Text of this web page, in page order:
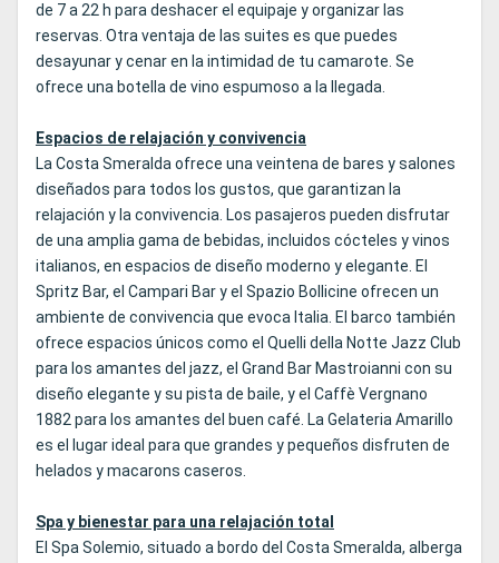
de 7 a 22 h para deshacer el equipaje y organizar las
reservas. Otra ventaja de las suites es que puedes
desayunar y cenar en la intimidad de tu camarote. Se
ofrece una botella de vino espumoso a la llegada.
Espacios de relajación y convivencia
La Costa Smeralda ofrece una veintena de bares y salones
diseñados para todos los gustos, que garantizan la
relajación y la convivencia. Los pasajeros pueden disfrutar
de una amplia gama de bebidas, incluidos cócteles y vinos
italianos, en espacios de diseño moderno y elegante. El
Spritz Bar, el Campari Bar y el Spazio Bollicine ofrecen un
ambiente de convivencia que evoca Italia. El barco también
ofrece espacios únicos como el Quelli della Notte Jazz Club
para los amantes del jazz, el Grand Bar Mastroianni con su
diseño elegante y su pista de baile, y el Caffè Vergnano
1882 para los amantes del buen café. La Gelateria Amarillo
es el lugar ideal para que grandes y pequeños disfruten de
helados y macarons caseros.
Spa y bienestar para una relajación total
El Spa Solemio, situado a bordo del Costa Smeralda, alberga